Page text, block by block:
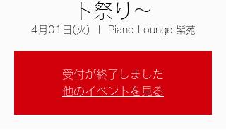
ト祭り～
4月01日(火) Piano Lounge 紫苑
受付が終了しました
他のイベントを見る